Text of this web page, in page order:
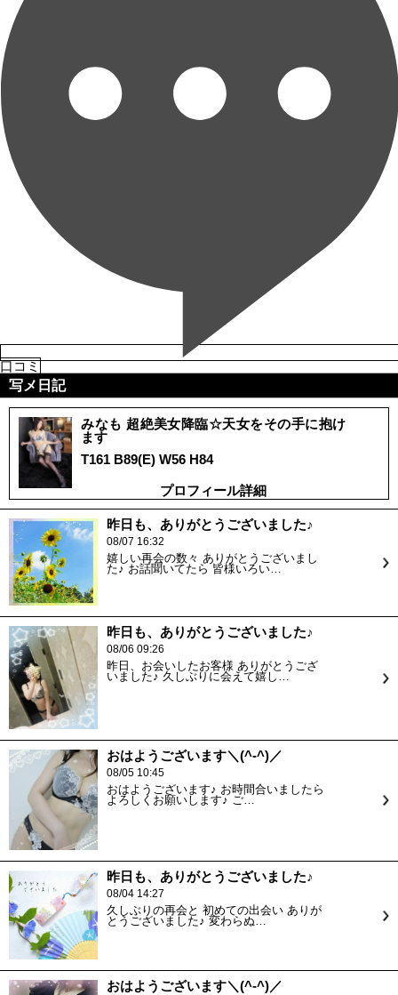
口コミ
写メ日記
みなも 超絶美女降臨☆天女をその手に抱け
ます
T161 B89(E) W56 H84
プロフィール詳細
昨日も、ありがとうございました♪
08/07 16:32
嬉しい再会の数々 ありがとうございまし
た♪ お話聞いてたら 皆様いろい…
昨日も、ありがとうございました♪
08/06 09:26
昨日、お会いしたお客様 ありがとうござ
いました♪ 久しぶりに会えて嬉し…
おはようございます＼(^-^)／
08/05 10:45
おはようございます♪ お時間合いましたら
よろしくお願いします♪ ご…
昨日も、ありがとうございました♪
08/04 14:27
久しぶりの再会と 初めての出会い ありが
とうございました♪ 変わらぬ…
おはようございます＼(^-^)／